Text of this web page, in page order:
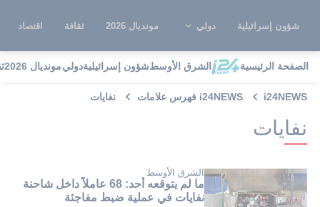
شؤون إسرائيلية دولي مونديال 2026 ثقافة اقتصاد
الصفحة الرئيسية الشرق الأوسطشؤون إسرائيليةدوليمونديال 2026
i24NEWS i24NEWS فهرس علامات نفايات
نفايات
الشرق الأوسط
ما لم يتوقعه أحد: 68 عاملاً داخل شاحنة
نفايات في عملية ضبط مفاجئة